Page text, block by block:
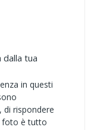
dalla tua
in questi
di rispondere
foto è tutto